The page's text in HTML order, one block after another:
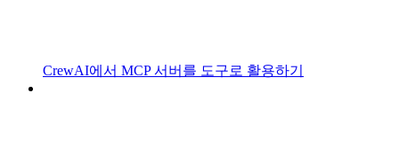
CrewAI에서 MCP 서버를 도구로 활용하기